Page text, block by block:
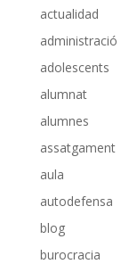
actualidad
administració
adolescents
alumnat
alumnes
assatgament
aula
autodefensa
blog
burocracia